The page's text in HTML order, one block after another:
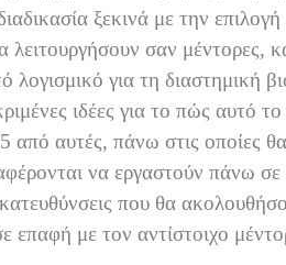
ξεκινά με την
λειτουργήσουν σαν μέντορες,
λογισμικό για τη διαστημική
ιδέες για το πώς αυτό
από αυτές, πάνω στις οποίες
να εργαστούν πάνω σε
που θα
επαφή με τον αντίστοιχο